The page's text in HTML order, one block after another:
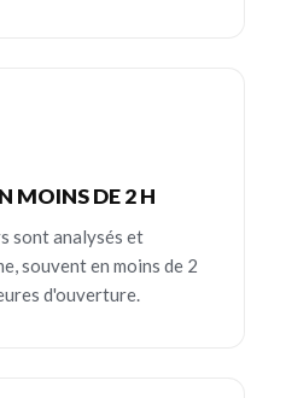
MOINS DE 2 H
sont analysés et
souvent en moins de 2
d'ouverture.